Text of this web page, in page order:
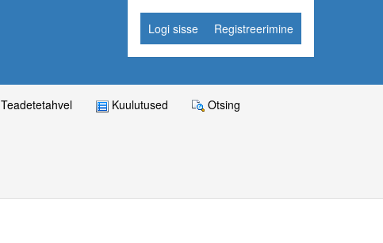
Logi sisse Registreerimine
Teadetetahvel Kuulutused Otsing